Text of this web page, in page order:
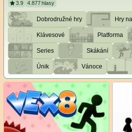
3.9 4.877 hlasy
Dobrodružné hry Hry
Klávesové Platforma
Series Skákání
Únik Vánoce